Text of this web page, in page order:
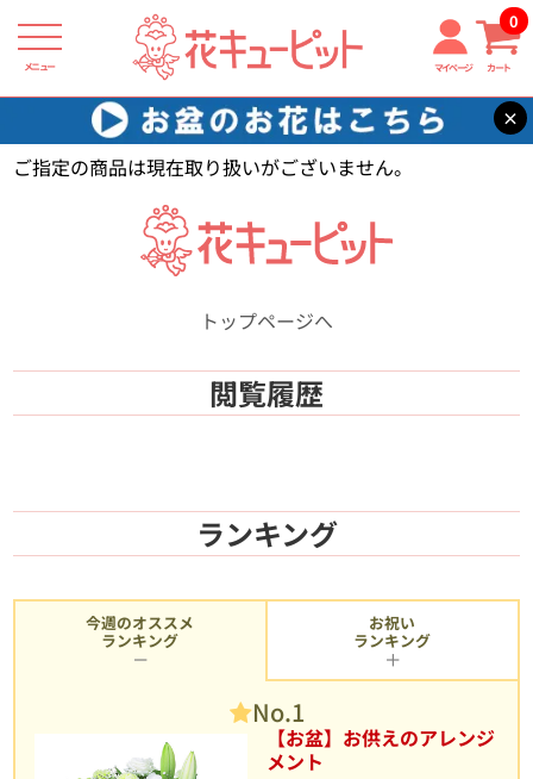
メニュー マイページ カート
0
×
花キューピット 【】
ご指定の商品は現在取り扱いがございません。
トップページへ
閲覧履歴
ランキング
今週のオススメ
ランキング
No.1
【お盆】お供えのアレンジ
メント
お祝い
ランキング